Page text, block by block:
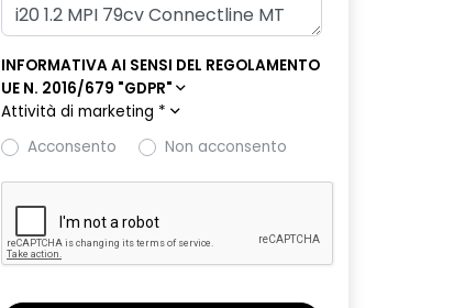
INFORMATIVA AI SENSI DEL REGOLAMENTO
UE N. 2016/679 "GDPR"
Attività di marketing *
Acconsento
Non acconsento